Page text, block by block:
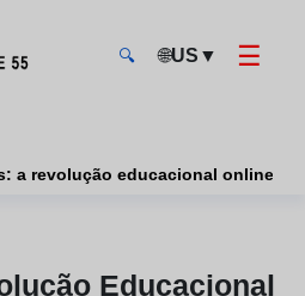
🔍 🌐US ▼ ☰
Educacional